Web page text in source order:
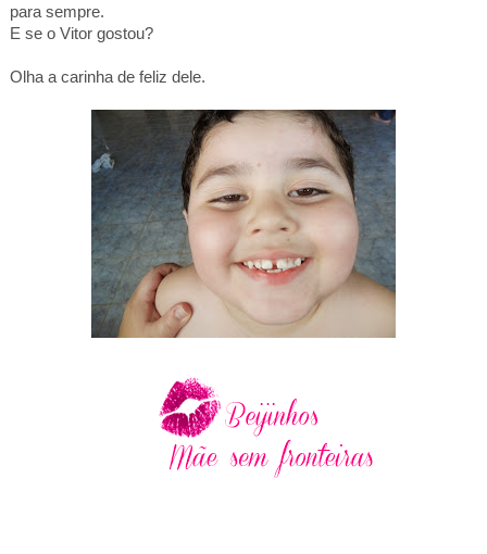
para sempre.
E se o Vitor gostou?
Olha a carinha de feliz dele.